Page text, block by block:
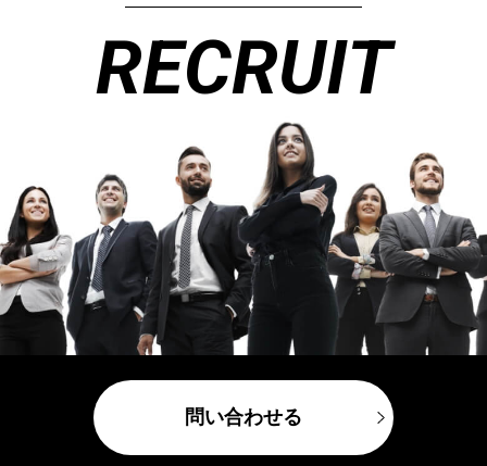
RECRUIT
問い合わせる